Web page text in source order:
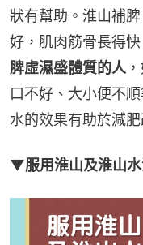
狀有幫助。淮山補
好，肌肉筋骨長得
脾虛濕盛體質的人
口不好、大小便不
水的效果有助於減肥
▼服用淮山及淮山水